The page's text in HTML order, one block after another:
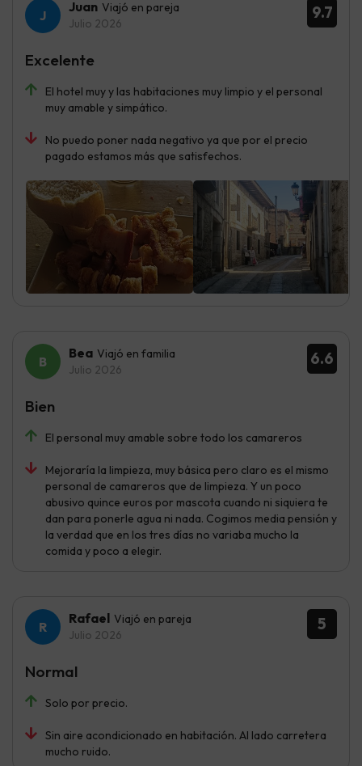
9.7
Juan Viajó en pareja
Julio 2026
El hotel muy y las habitaciones muy limpio y el personal
muy amable y simpático.
No puedo poner nada negativo ya que por el precio
pagado estamos más que satisfechos.
Excelente
6.6
Bea Viajó en familia
Julio 2026
El personal muy amable sobre todo los camareros
Mejoraría la limpieza, muy básica pero claro es el mismo
personal de camareros que de limpieza. Y un poco
abusivo quince euros por mascota cuando ni siquiera te
dan para ponerle agua ni nada. Cogimos media pensión y
la verdad que en los tres días no variaba mucho la
comida y poco a elegir.
Bien
5
Rafael Viajó en pareja
Julio 2026
Solo por precio.
Sin aire acondicionado en habitación. Al lado carretera
mucho ruido.
Normal